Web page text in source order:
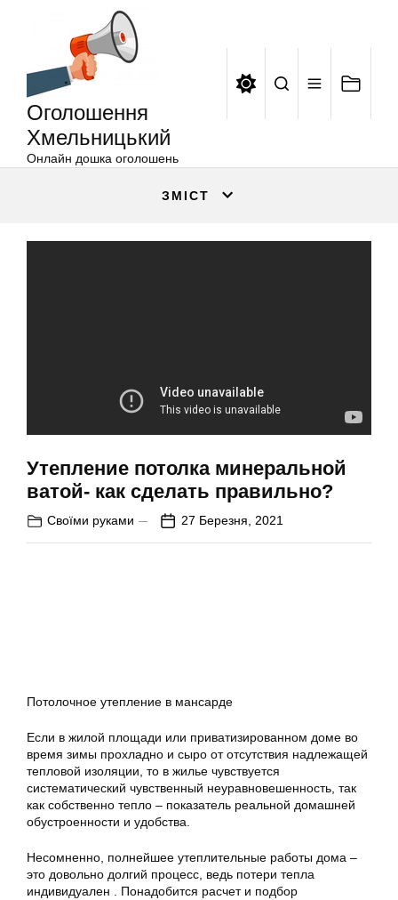
Оголошення
Хмельницький
Онлайн дошка оголошень
ЗМІСТ
Утепление потолка минеральной
ватой- как сделать правильно?
Своїми руками 27 Березня, 2021
Потолочное утепление в мансарде
Если в жилой площади или приватизированном доме во
время зимы прохладно и сыро от отсутствия надлежащей
тепловой изоляции, то в жилье чувствуется
систематический чувственный неуравновешенность, так
как собственно тепло – показатель реальной домашней
обустроенности и удобства.
Несомненно, полнейшее утеплительные работы дома –
это довольно долгий процесс, ведь потери тепла
индивидуален . Понадобится расчет и подбор